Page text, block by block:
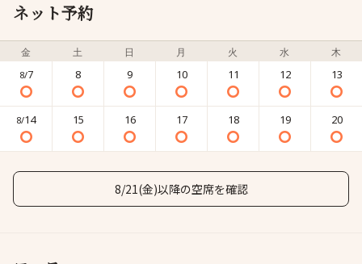
ネット予約
金 土 日 月 火 水 木
8/7 8 9 10 11 12 13
8/14 15 16 17 18 19 20
8/21(金)以降の空席を確認